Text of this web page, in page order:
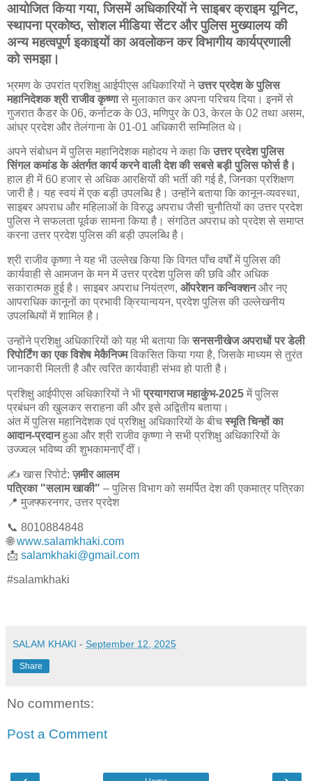
आयोजित किया गया, जिसमें अधिकारियों नेसाइबर क्राइम यूनिट,
स्थापना प्रकोष्ठ, सोशल मीडिया सेंटरऔर पुलिस मुख्यालय की
अन्य महत्वपूर्ण इकाइयों का अवलोकन कर विभागीय कार्यप्रणाली
को समझा।
भ्रमण के उपरांत प्रशिक्षु आईपीएस अधिकारियों नेउत्तर प्रदेश के पुलिस
महानिदेशक श्री राजीव कृष्णासे मुलाकात कर अपना परिचय दिया। इनमें से
गुजरात कैडर के 06, कर्नाटक के 03, मणिपुर के 03, केरल के 02 तथा असम,
आंध्र प्रदेश और तेलंगाना के 01-01 अधिकारी सम्मिलित थे।
अपने संबोधन में पुलिस महानिदेशक महोदय ने कहा किउत्तर प्रदेश पुलिस
सिंगल कमांड के अंतर्गत कार्य करने वाली देश की सबसे बड़ी पुलिस फोर्स है।
हाल ही में 60 हजार से अधिक आरक्षियों की भर्ती की गई है, जिनका प्रशिक्षण
जारी है। यह स्वयं में एक बड़ी उपलब्धि है। उन्होंने बताया कि कानून-व्यवस्था,
साइबर अपराध और महिलाओं के विरुद्ध अपराध जैसी चुनौतियों का उत्तर प्रदेश
पुलिस ने सफलता पूर्वक सामना किया है। संगठित अपराध को प्रदेश से समाप्त
करना उत्तर प्रदेश पुलिस की बड़ी उपलब्धि है।
श्री राजीव कृष्णा ने यह भी उल्लेख किया कि विगत पाँच वर्षों में पुलिस की
कार्यवाही से आमजन के मन में उत्तर प्रदेश पुलिस की छवि और अधिक
सकारात्मक हुई है। साइबर अपराध नियंत्रण, ऑपरेशन कन्विक्शनऔर नए
आपराधिक कानूनों का प्रभावी क्रियान्वयन, प्रदेश पुलिस की उल्लेखनीय
उपलब्धियों में शामिल है।
उन्होंने प्रशिक्षु अधिकारियों को यह भी बताया किसनसनीखेज अपराधों पर डेली
रिपोर्टिंग का एक विशेष मेकैनिज्मविकसित किया गया है, जिसके माध्यम से तुरंत
जानकारी मिलती है और त्वरित कार्यवाही संभव हो पाती है।
प्रशिक्षु आईपीएस अधिकारियों ने भीप्रयागराज महाकुंभ-2025 में पुलिस
प्रबंधन की खुलकर सराहना की और इसे अद्वितीय बताया।
अंत में पुलिस महानिदेशक एवं प्रशिक्षु अधिकारियों के बीचस्मृति चिन्हों का
आदान-प्रदानहुआ और श्री राजीव कृष्णा ने सभी प्रशिक्षु अधिकारियों के
उज्ज्वल भविष्य की शुभकामनाएँ दीं।
✍️ खास रिपोर्ट:ज़मीर आलम
पत्रिका "सलाम खाकी" – पुलिस विभाग को समर्पित देश की एकमात्र पत्रिका
📍 मुजफ्फरनगर, उत्तर प्रदेश
📞 8010884848
🌐www.salamkhaki.com
📩 salamkhaki@gmail.com
#salamkhaki
SALAM KHAKI - September 12, 2025
Share
No comments:
Post a Comment